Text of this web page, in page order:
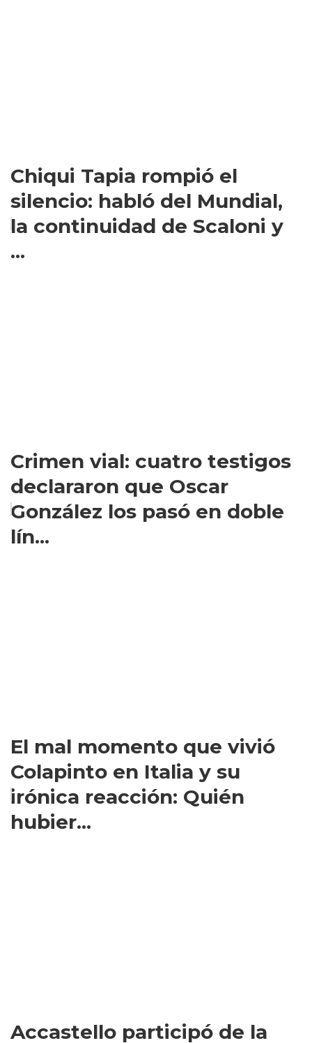
Chiqui Tapia rompió el
silencio: habló del Mundial,
la continuidad de Scaloni y
...
Crimen vial: cuatro testigos
declararon que Oscar
González los pasó en doble
lín...
El mal momento que vivió
Colapinto en Italia y su
irónica reacción: Quién
hubier...
Accastello participó de la